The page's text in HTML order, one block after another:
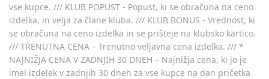
vse kupce. /// KLUB POPUST - Popust, ki se obračuna na ceno
izdelka, in velja za člane kluba. /// KLUB BONUS - Vrednost, ki
se obračuna na ceno izdelka in se prišteje na klubsko kartico.
/// TRENUTNA CENA – Trenutno veljavna cena izdelka. /// *
NAJNIŽJA CENA V ZADNJIH 30 DNEH – Najnižja cena, ki jo je
imel izdelek v zadnjih 30 dneh za vse kupce na dan pričetka